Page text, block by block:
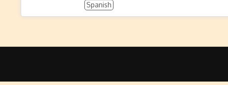
Spanish